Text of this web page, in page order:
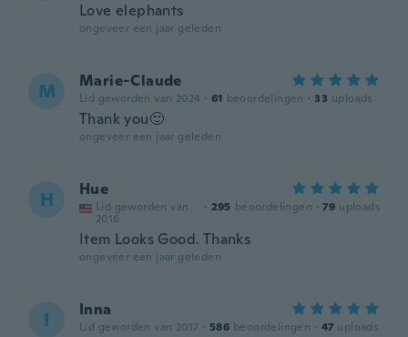
Love elephants
ongeveer een jaar geleden
M Marie-Claude
Lid geworden van 2024 · 61 beoordelingen · 33 uploads
Thank you🙂
ongeveer een jaar geleden
H Hue
Lid geworden van
2016
· 295 beoordelingen · 79 uploads
Item Looks Good. Thanks
ongeveer een jaar geleden
I Inna
Lid geworden van 2017 · 586 beoordelingen · 47 uploads